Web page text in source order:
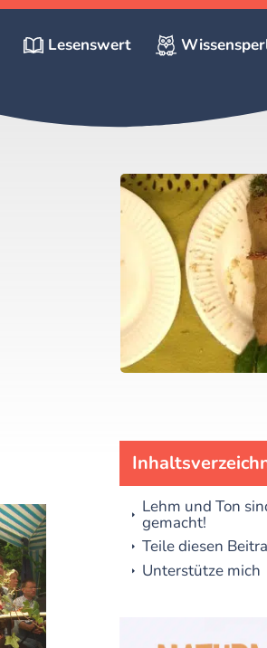
Lesenswert
Lehm und Ton
gemacht!
Teile diesen
Unterstütze mich